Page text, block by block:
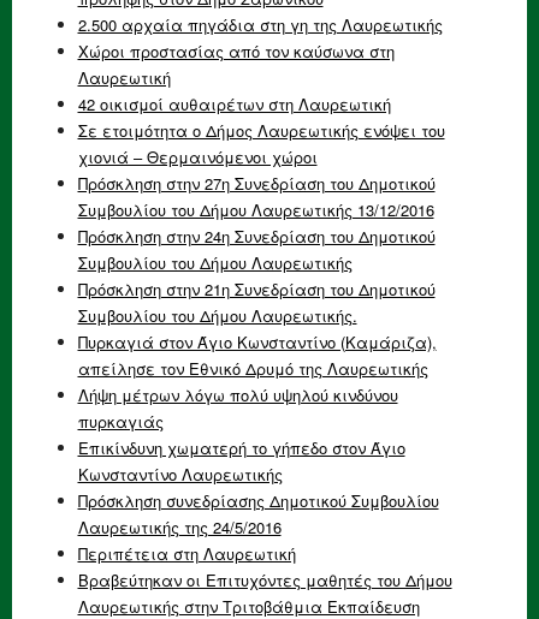
2.500 αρχαία πηγάδια στη γη της Λαυρεωτικής
Χώροι προστασίας από τον καύσωνα στη
Λαυρεωτική
42 οικισμοί αυθαιρέτων στη Λαυρεωτική
Σε ετοιμότητα ο Δήμος Λαυρεωτικής ενόψει του
χιονιά – Θερμαινόμενοι χώροι
Πρόσκληση στην 27η Συνεδρίαση του Δημοτικού
Συμβουλίου του Δήμου Λαυρεωτικής 13/12/2016
Πρόσκληση στην 24η Συνεδρίαση του Δημοτικού
Συμβουλίου του Δήμου Λαυρεωτικής
Πρόσκληση στην 21η Συνεδρίαση του Δημοτικού
Συμβουλίου του Δήμου Λαυρεωτικής.
Πυρκαγιά στον Άγιο Κωνσταντίνο (Καμάριζα),
απείλησε τον Εθνικό Δρυμό της Λαυρεωτικής
Λήψη μέτρων λόγω πολύ υψηλού κινδύνου
πυρκαγιάς
Επικίνδυνη χωματερή το γήπεδο στον Άγιο
Κωνσταντίνο Λαυρεωτικής
Πρόσκληση συνεδρίασης Δημοτικού Συμβουλίου
Λαυρεωτικής της 24/5/2016
Περιπέτεια στη Λαυρεωτική
Βραβεύτηκαν οι Επιτυχόντες μαθητές του Δήμου
Λαυρεωτικής στην Τριτοβάθμια Εκπαίδευση